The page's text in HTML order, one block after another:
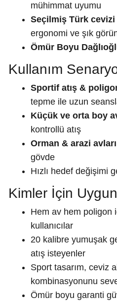
mühimmat uyumu
Seçilmiş Türk
ergonomi ve şık
Ömür Boyu
Kullanım
Sportif atış &
tepme ile uzun
Küçük ve orta boy
kontrollü atış
Orman & arazi avları
gövde
Hızlı hedef değişimi
Kimler İçin
Hem av hem poligon
kullanıcılar
20 kalibre yumuşak
atış isteyenler
Sport tasarım, ceviz
kombinasyonunu
Ömür boyu garanti